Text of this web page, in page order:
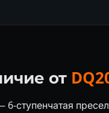
от
6-ступенчатая